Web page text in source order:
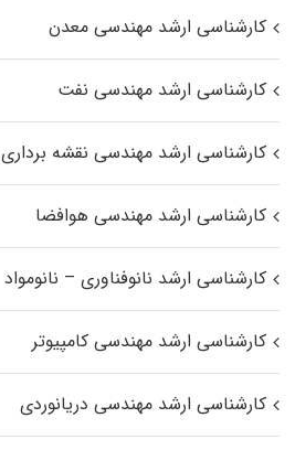
کارشناسی ارشد مهندسی معدن
کارشناسی ارشد مهندسی نفت
کارشناسی ارشد مهندسی نقشه برداری
کارشناسی ارشد مهندسی هوافضا
کارشناسی ارشد نانوفناوری – نانومواد
کارشناسی ارشد مهندسی کامپیوتر
کارشناسی ارشد مهندسی دریانوردی